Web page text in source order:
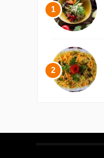
1
2